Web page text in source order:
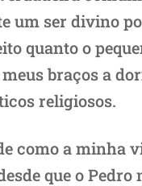
um ser divino
quanto o
braços a
religiosos.
como a minha
que o Pedro